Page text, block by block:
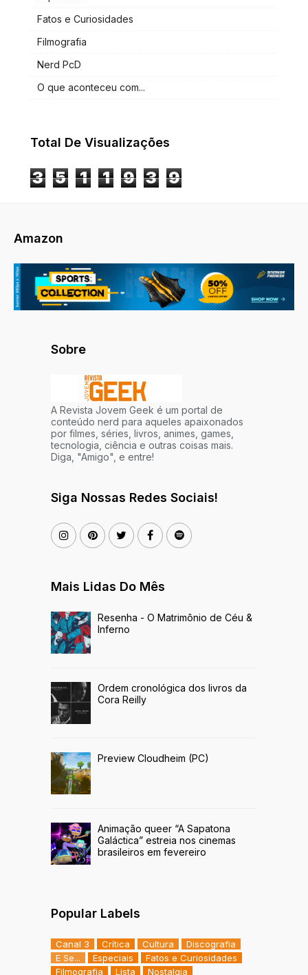
Fatos e Curiosidades
Filmografia
Nerd PcD
O que aconteceu com...
Total De Visualizações
3 5 1 1 9 3 9
Amazon
Sobre
A Revista Jovem Geek é um portal de
conteúdo nerd para aqueles apaixonados
por filmes, séries, livros, animes, games,
tecnologia, ciência e outras coisas mais.
Diga, "Amigo", e entre!
Siga Nossas Redes Sociais!
Mais Lidas Do Mês
Resenha - O Matrimônio de Céu &
Inferno
Ordem cronológica dos livros da
Cora Reilly
Preview Cloudheim (PC)
Animação queer “A Sapatona
Galáctica” estreia nos cinemas
brasileiros em fevereiro
Popular Labels
Canal 3 Crítica Cultura
Discografia
E Se...
Especiais
Fatos e Curiosidades
Filmografia
Lista Nostalgia